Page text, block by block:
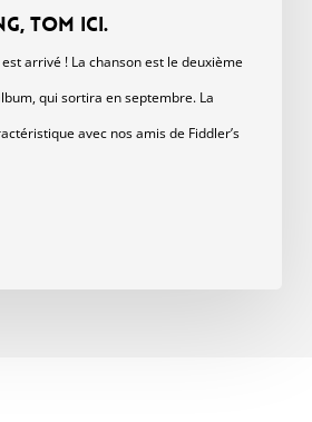
Tom ici.
est arrivé ! La chanson est le deuxième
qui sortira en septembre. La
avec nos amis de Fiddler’s